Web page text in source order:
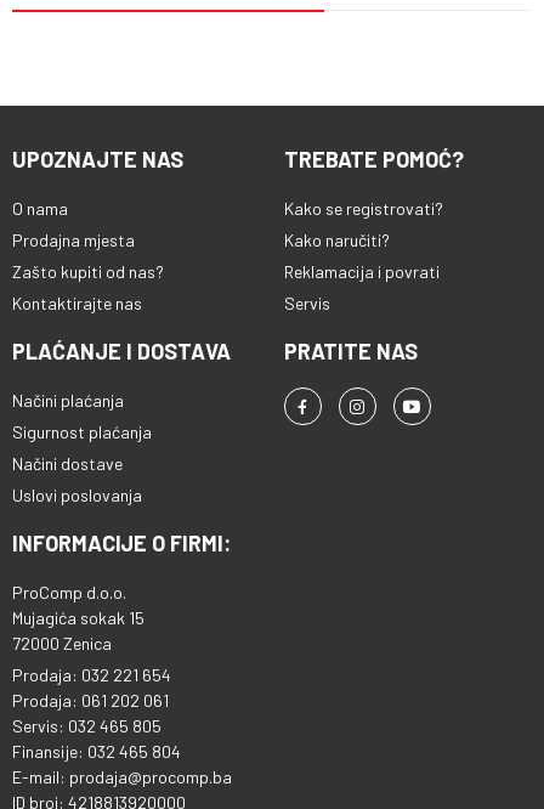
UPOZNAJTE NAS
O nama
Prodajna mjesta
Zašto kupiti od nas?
Kontaktirajte nas
TREBATE POMOĆ?
Kako se registrovati?
Kako naručiti?
Reklamacija i povrati
Servis
PLAĆANJE I DOSTAVA
Načini plaćanja
Sigurnost plaćanja
Načini dostave
Uslovi poslovanja
PRATITE NAS
INFORMACIJE O FIRMI:
ProComp d.o.o.
Mujagića sokak 15
72000 Zenica
Prodaja: 032 221 654
Prodaja: 061 202 061
Servis: 032 465 805
Finansije: 032 465 804
E-mail: prodaja@procomp.ba
ID broj: 4218813920000